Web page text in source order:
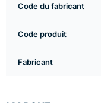
Code du fabricant
Code produit
Fabricant